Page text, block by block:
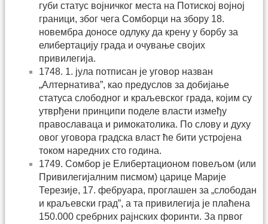
губи статус војничког места на Потиској војној
граници, због чега Сомборци на збору 18.
новембра доносе одлуку да крену у борбу за
елибертацију града и очување својих
привилегија.
1748. 1. јула потписан је уговор назван
„Алтернатива”, као предуслов за добијање
статуса слободног и краљевског града, којим су
утврђени принципи поделе власти између
православаца и римокатолика. По слову и духу
овог уговора градска власт ће бити устројена
током наредних сто година.
1749. Сомбор је Елибертационом повељом (или
Привилегијалним писмом) царице Марије
Терезије, 17. фебруара, проглашен за „слободан
и краљевски град”, а та привилегија је плаћена
150.000 срeбрних рајнских форинти. За првог